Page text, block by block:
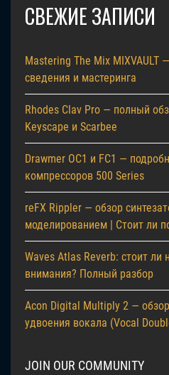
СВЕЖИЕ ЗАПИСИ
Mastering The Mix MIXVAULT
сведения и мастеринга
Rhodes Clav Pro — полный
Keyscape и Scarbee
Drawmer OC1 и FC1 —
компрессоров 500 Series
reFX Rippler — обзор
моделированием | Стоит ли
Waves Atlas Reverb: стоит ли
внимания? Полный разбор
Acon Digital Multiply 2 —
удвоения вокала (Vocal
JOIN OUR COMMUNITY